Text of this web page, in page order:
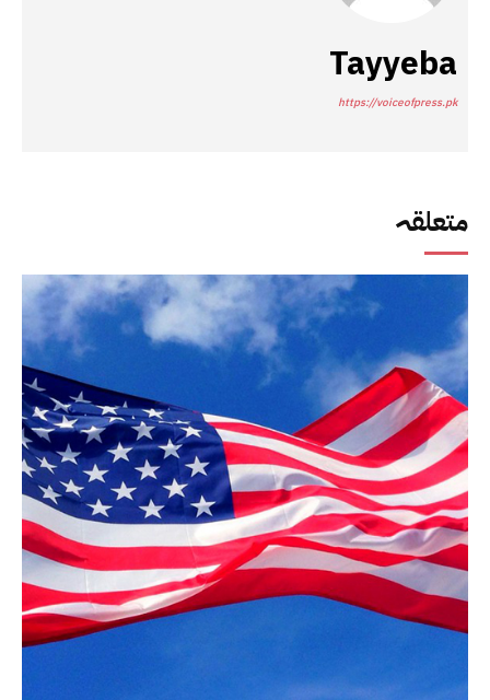
متعلقہ
Tayyeba
https://voiceofpress.pk